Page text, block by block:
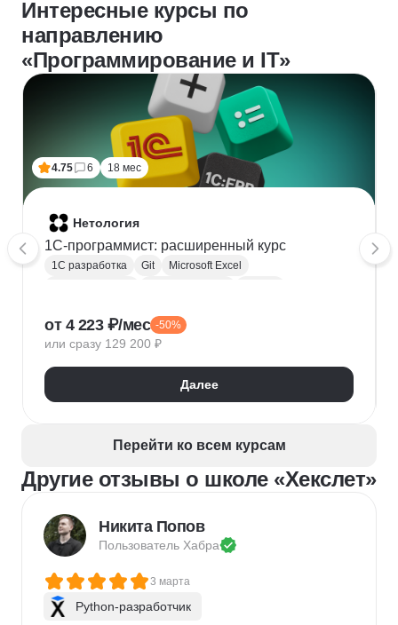
Интересные курсы по
направлению
«Программирование и IT»
4.75 6 18 мес
Нетология
1C-программист: расширенный курс
1С разработка Git
Microsoft Excel
Конфигурирование 1С
от 4 223 ₽/мес -50%
или сразу 129 200 ₽
Далее
Перейти ко всем курсам
Другие отзывы о школе «Хекслет»
Никита Попов
Пользователь Хабра
3 марта
Python-разработчик